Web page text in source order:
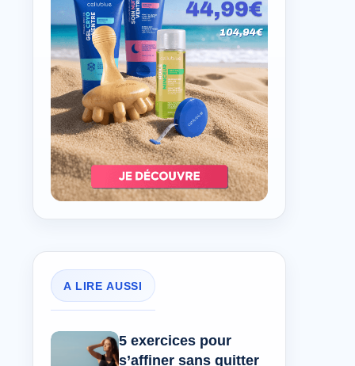
A LIRE AUSSI
5 exercices pour
s’affiner sans quitter